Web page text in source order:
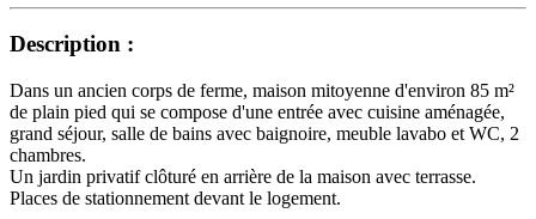
Description :
Dans un ancien corps de ferme, maison mitoyenne d'environ 85 m²
de plain pied qui se compose d'une entrée avec cuisine aménagée,
grand séjour, salle de bains avec baignoire, meuble lavabo et WC, 2
chambres.
Un jardin privatif clôturé en arrière de la maison avec terrasse.
Places de stationnement devant le logement.